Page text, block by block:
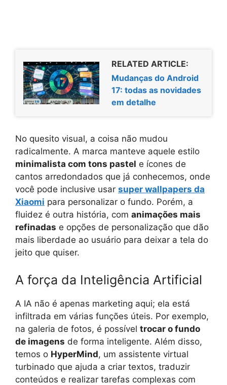
RELATED ARTICLE:
Mudanças do Android
17: todas as novidades
em detalhe
No quesito visual, a coisa não mudou
radicalmente. A marca manteve aquele estilo
minimalista com tons pastel e ícones de
cantos arredondados que já conhecemos, onde
você pode inclusive usar super wallpapers da
Xiaomi para personalizar o fundo. Porém, a
fluidez é outra história, com animações mais
refinadas e opções de personalização que dão
mais liberdade ao usuário para deixar a tela do
jeito que quiser.
A força da Inteligência Artificial
A IA não é apenas marketing aqui; ela está
infiltrada em várias funções úteis. Por exemplo,
na galeria de fotos, é possível trocar o fundo
de imagens de forma inteligente. Além disso,
temos o HyperMind, um assistente virtual
turbinado que ajuda a criar textos, traduzir
conteúdos e realizar tarefas complexas com